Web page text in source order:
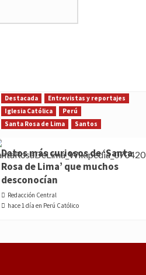
Destacada
Entrevistas y reportajes
Iglesia Católica
Perú
Santa Rosa de Lima
Santos
Datos más curiosos de ‘Santa
Rosa de Lima’ que muchos
desconocían
Redacción Central
hace 1 día en Perú Católico